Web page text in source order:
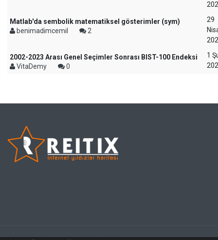
Matlab'da sembolik matematiksel gösterimler (sym)
benimadimcemil
2
29
2002-2023 Arası Genel Seçimler Sonrası BIST-100 Endeksi
VitaDemy
0
1